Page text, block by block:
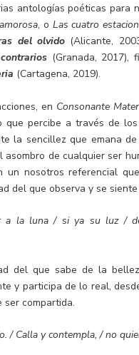
antologías poéticas para
, o Las cuatro
del olvido (Alicante,
(Granada, 2017),
(Cartagena, 2019).
en Consonante
percibe a través de
la sencillez que emana
de cualquier ser
un nosotros referencial
del que observa y se
a la luna / si ya su luz /
del que sabe de la
y participa de lo real,
ser compartida.
/ Calla y contempla, / no